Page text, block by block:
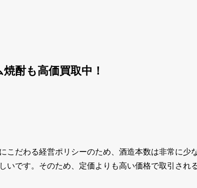
酎も高価買取中！
こだわる経営ポリシーのため、酒造本数は非常に
いです。そのため、定価よりも高い価格で取引さ